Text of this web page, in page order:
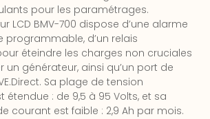
pour les paramétrages.
LCD BMV-700 dispose d’une alarme
programmable, d’un relais
éteindre les charges non cruciales
générateur, ainsi qu’un port de
Sa plage de tension
étendue : de 9,5 à 95 Volts, et sa
courant est faible : 2,9 Ah par mois.